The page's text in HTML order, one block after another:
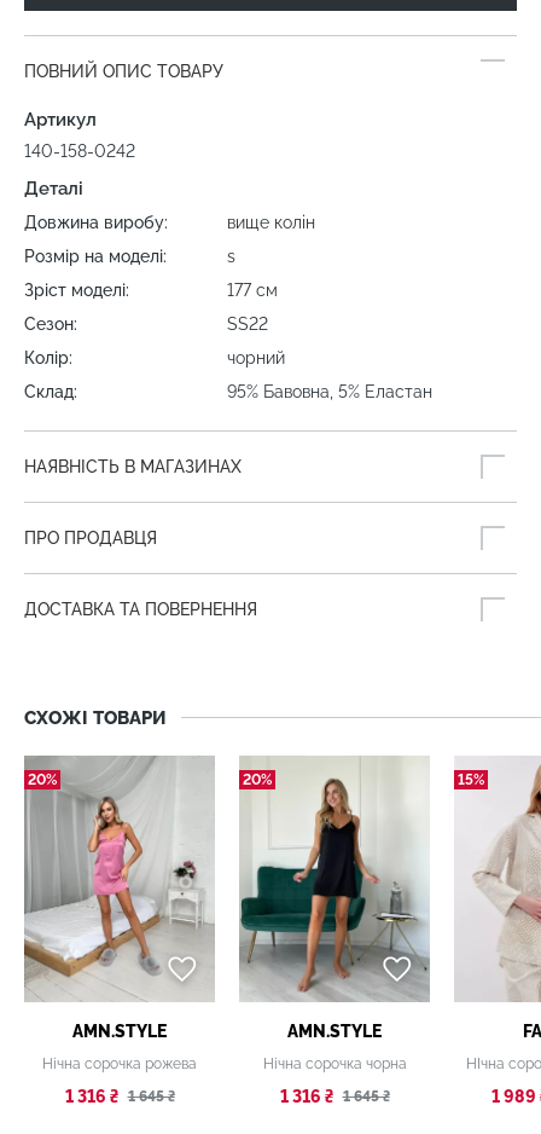
ПОВНИЙ ОПИС ТОВАРУ
Артикул
140-158-0242
Деталі
Довжина виробу:
вище колін
Розмір на моделі:
s
Зріст моделі:
177 см
Сезон:
SS22
Колір:
чорний
Склад:
95% Бавовна, 5% Еластан
НАЯВНІСТЬ В МАГАЗИНАХ
ПРО ПРОДАВЦЯ
ДОСТАВКА ТА ПОВЕРНЕННЯ
СХОЖІ ТОВАРИ
20%
AMN.STYLE
Нічна сорочка рожева
1 316 ₴ 1 645 ₴
20%
AMN.STYLE
Нічна сорочка чорна
1 316 ₴ 1 645 ₴
15%
1 989